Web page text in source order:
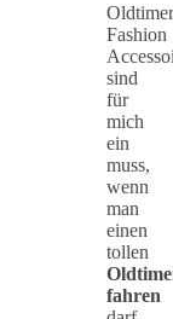
Oldtimer
Fashion
sind
für
mich
ein
muss,
wenn
man
einen
tollen
fahren